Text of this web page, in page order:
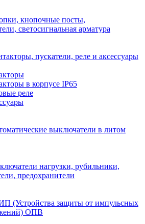
кнопочные посты,
светосигнальная арматура
пускатели, реле и аксессуары
в корпусе IP65
реле
выключатели в литом
нагрузки, рубильники,
предохранители
(Устройства защиты от импульсных
ОПВ